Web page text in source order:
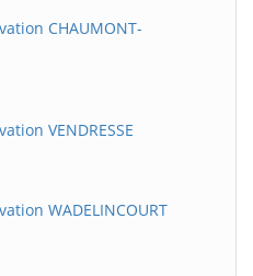
CHAUMONT-
VENDRESSE
WADELINCOURT